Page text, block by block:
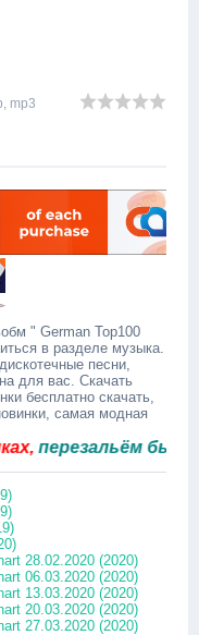
, mp3
" German Top100
в разделе музыка.
песни,
для вас. Скачать
бесплатно скачать,
самая модная
быстро.
28.02.2020 (2020)
06.03.2020 (2020)
13.03.2020 (2020)
20.03.2020 (2020)
27.03.2020 (2020)